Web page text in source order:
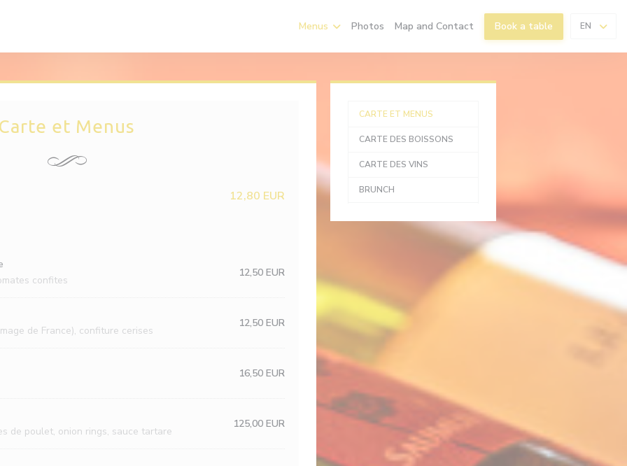
Menus Photos Map and Contact Book a table EN
Carte et Menus
12,80 EUR
confites
12,50 EUR
de France), confiture cerises
12,50 EUR
16,50 EUR
de poulet, onion rings, sauce tartare
125,00 EUR
CARTE ET MENUS
CARTE DES BOISSONS
CARTE DES VINS
BRUNCH